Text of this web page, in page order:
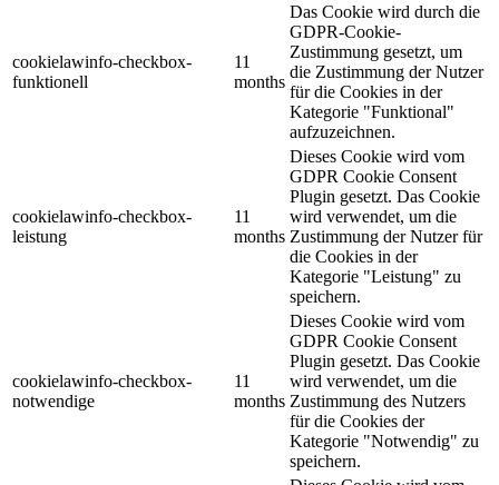
cookielawinfo-checkbox-
funktionell
11
months
Das Cookie wird durch die
GDPR-Cookie-
Zustimmung gesetzt, um
die Zustimmung der Nutzer
für die Cookies in der
Kategorie "Funktional"
aufzuzeichnen.
cookielawinfo-checkbox-
leistung
11
months
Dieses Cookie wird vom
GDPR Cookie Consent
Plugin gesetzt. Das Cookie
wird verwendet, um die
Zustimmung der Nutzer für
die Cookies in der
Kategorie "Leistung" zu
speichern.
cookielawinfo-checkbox-
notwendige
11
months
Dieses Cookie wird vom
GDPR Cookie Consent
Plugin gesetzt. Das Cookie
wird verwendet, um die
Zustimmung des Nutzers
für die Cookies der
Kategorie "Notwendig" zu
speichern.